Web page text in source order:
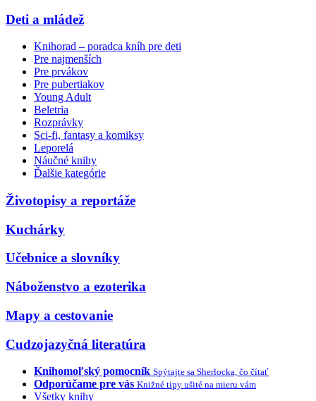
Deti a mládež
Knihorad – poradca kníh pre deti
Pre najmenších
Pre prvákov
Pre pubertiakov
Young Adult
Beletria
Rozprávky
Sci-fi, fantasy a komiksy
Leporelá
Náučné knihy
Ďalšie kategórie
Životopisy a reportáže
Kuchárky
Učebnice a slovníky
Náboženstvo a ezoterika
Mapy a cestovanie
Cudzojazyčná literatúra
Knihomoľský pomocník Spýtajte sa Sherlocka, čo čítať
Odporúčame pre vás Knižné tipy ušité na mieru vám
Všetky knihy